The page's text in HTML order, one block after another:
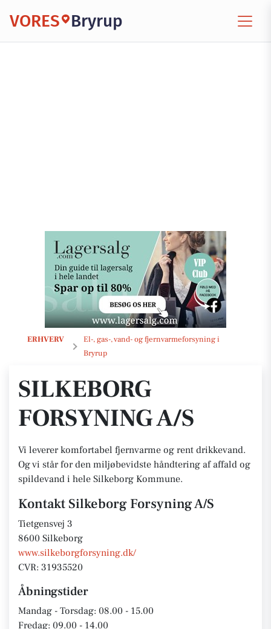
VORES Bryrup
ERHVERV
El-, gas-, vand- og fjernvarmeforsyning i
Bryrup
Silkeborg Forsyning A/S
SILKEBORG
FORSYNING A/S
Vi leverer komfortabel fjernvarme og rent drikkevand.
Og vi står for den miljøbevidste håndtering af affald og
spildevand i hele Silkeborg Kommune.
Kontakt Silkeborg Forsyning A/S
Tietgensvej 3
8600 Silkeborg
www.silkeborgforsyning.dk/
CVR: 31935520
Åbningstider
Mandag - Torsdag: 08.00 - 15.00
Fredag: 09.00 - 14.00